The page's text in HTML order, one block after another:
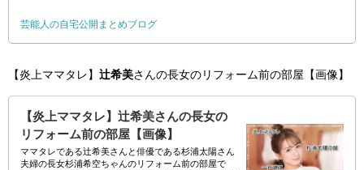
芸能人の自宅公開まとめブログ
【炎上ママタレ】 辻希美さんの長女のリフォーム前の部屋【画像】
【炎上ママタレ】辻希美さんの長女の
リフォーム前の部屋【画像】
ママタレである辻希美さんと俳優である杉浦太陽さん
夫婦の長女杉浦希空ちゃんのリフォーム前の部屋で